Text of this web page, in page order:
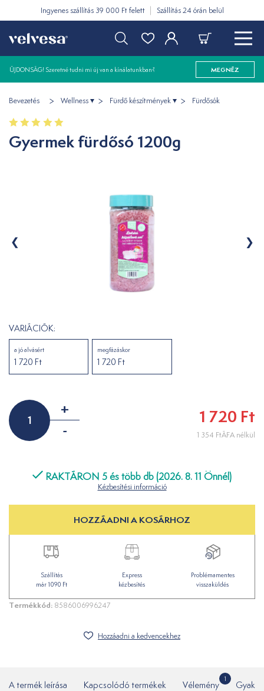
Ingyenes szállítás 39 000 Ft felett Szállítás 24 órán belül
ÚJDONSÁG! Szeretné tudni mi új van a kínálatunkban? MEGNÉZ
Bevezetés Wellness Fürdő készítmények Fürdősók
Gyermek fürdősó 1200g
VARIÁCIÓK:
a jó alvásért
1 720 Ft
megfázáskor
1 720 Ft
+
-
1 720 Ft
1 354 FtÁFA nélkül
RAKTÁRON 5 és több db (2026. 8. 11 Önnél)
Kézbesítési információ
HOZZÁADNI A KOSÁRHOZ
Szállítás
már 1090 Ft
Express
kézbesítés
Problémamentes
visszaküldés
Termékkód: 8586006996247
Hozzáadni a kedvencekhez
A termék leírása Kapcsolódó termékek Vélemény
1